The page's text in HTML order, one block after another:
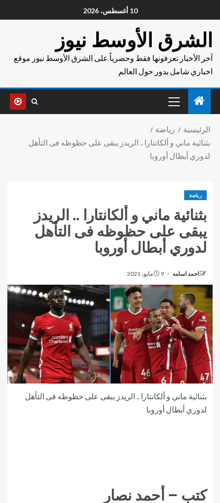
10 أغسطس، 2026
الشرق الأوسط نيوز
آخر الأخبار تعرفونها فقط وحصرياً على الشرق الأوسط نيوز موقع
اخباري شامل يدور حول العالم
الرئيسية
رياضة
بثنائية ماني و ألكانتارا .. الريدز يبقى على حظوظه فى التأهل
لدوري أبطال أوروبا
رياضة
بثنائية ماني و ألكانتارا .. الريدز
يبقى على حظوظه فى التأهل
لدوري أبطال أوروبا
احمد اسامه 9 مايو، 2021
بثنائية ماني و ألكانتارا .. الريدز يبقى على حظوظه فى التأهل
لدوري أبطال أوروبا
كتب – أحمد نصار